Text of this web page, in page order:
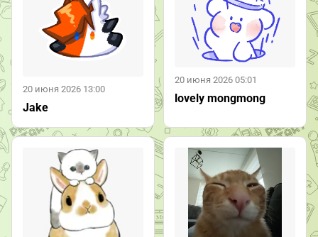
20 июня 2026 13:00
Jake
20 июня 2026 05:01
lovely mongmong